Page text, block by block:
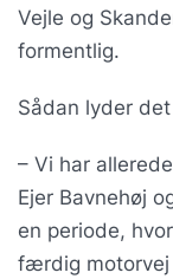
Vejle og
formentlig.
Sådan lyder
– Vi har
Ejer Bavnehøj
en periode,
færdig motorvej